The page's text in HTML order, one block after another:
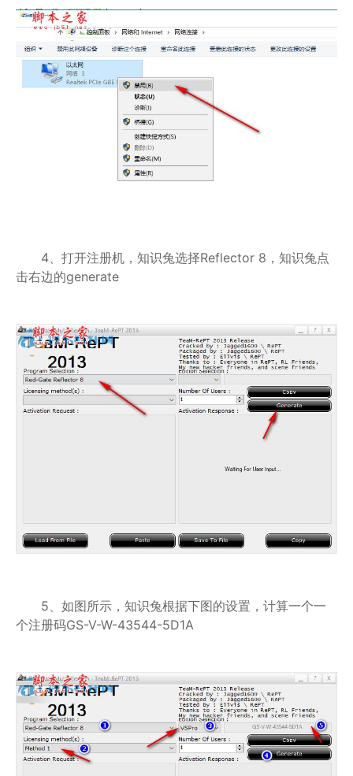
4、打开注册机，知识兔选择Reflector 8，知识兔点
击右边的generate
5、如图所示，知识兔根据下图的设置，计算一个一
个注册码GS-V-W-43544-5D1A